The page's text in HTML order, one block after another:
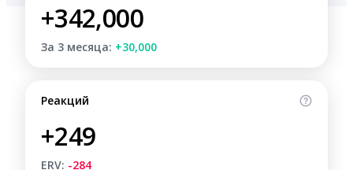
+342,000
За 3 месяца: +30,000
Реакций
+249
ERV: -284